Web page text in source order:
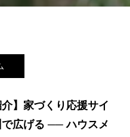
介】家づくり応援サイ
で広げる ── ハウスメ